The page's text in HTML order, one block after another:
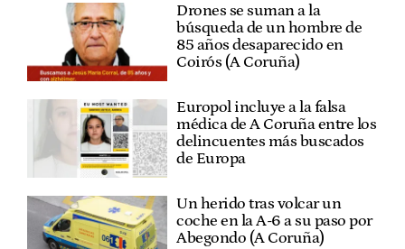
Drones se suman a la
búsqueda de un hombre de
85 años desaparecido en
Coirós (A Coruña)
Europol incluye a la falsa
médica de A Coruña entre los
delincuentes más buscados
de Europa
Un herido tras volcar un
coche en la A-6 a su paso por
Abegondo (A Coruña)